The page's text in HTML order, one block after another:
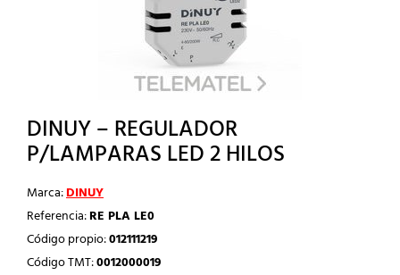
DINUY – REGULADOR
P/LAMPARAS LED 2 HILOS
Marca:DINUY
Referencia:RE PLA LE0
Código propio:012111219
Código TMT:0012000019